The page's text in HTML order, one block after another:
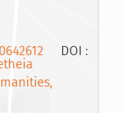
DOI :